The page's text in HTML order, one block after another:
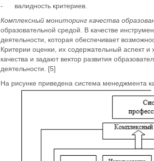
- валидность критериев.
Комплексный мониторинг качества
образовательной средой. В качестве
деятельности, которая обеспечивает
Критерии оценки, их содержательный аспект
качества и задают вектор развития
деятельности. [5]
На рисунке приведена система менеджмента